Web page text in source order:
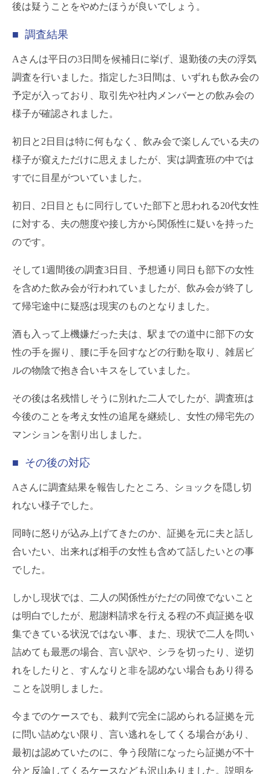
後は疑うことをやめたほうが良いでしょう。
■ 調査結果
Aさんは平日の3日間を候補日に挙げ、退勤後の夫の浮気
調査を行いました。指定した3日間は、いずれも飲み会の
予定が入っており、取引先や社内メンバーとの飲み会の
様子が確認されました。
初日と2日目は特に何もなく、飲み会で楽しんでいる夫の
様子が窺えただけに思えましたが、実は調査班の中では
すでに目星がついていました。
初日、2日目ともに同行していた部下と思われる20代女性
に対する、夫の態度や接し方から関係性に疑いを持った
のです。
そして1週間後の調査3日目、予想通り同日も部下の女性
を含めた飲み会が行われていましたが、飲み会が終了し
て帰宅途中に疑惑は現実のものとなりました。
酒も入って上機嫌だった夫は、駅までの道中に部下の女
性の手を握り、腰に手を回すなどの行動を取り、雑居ビ
ルの物陰で抱き合いキスをしていました。
その後は名残惜しそうに別れた二人でしたが、調査班は
今後のことを考え女性の追尾を継続し、女性の帰宅先の
マンションを割り出しました。
■ その後の対応
Aさんに調査結果を報告したところ、ショックを隠し切
れない様子でした。
同時に怒りが込み上げてきたのか、証拠を元に夫と話し
合いたい、出来れば相手の女性も含めて話したいとの事
でした。
しかし現状では、二人の関係性がただの同僚でないこと
は明白でしたが、慰謝料請求を行える程の不貞証拠を収
集できている状況ではない事、また、現状で二人を問い
詰めても最悪の場合、言い訳や、シラを切ったり、逆切
れをしたりと、すんなりと非を認めない場合もあり得る
ことを説明しました。
今までのケースでも、裁判で完全に認められる証拠を元
に問い詰めない限り、言い逃れをしてくる場合があり、
最初は認めていたのに、争う段階になったら証拠が不十
分と反論してくるケースなども沢山ありました。説明を